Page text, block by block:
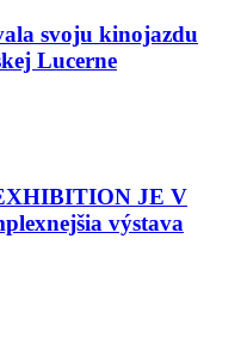
svoju kinojazdu
Lucerne
JE V
výstava